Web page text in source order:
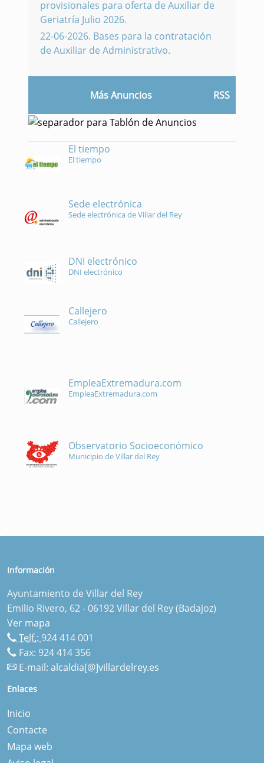
provisionales para oferta de Auxiliar de
Geriatría Julio 2026.
22-06-2026. Bases para la contratación
de Auxiliar de Administrativo.
Más Anuncios RSS
El tiempo
El tiempo
Sede electrónica
Sede electrónica de Villar del Rey
DNI electrónico
DNI electrónico
Callejero
Callejero
EmpleaExtremadura.com
EmpleaExtremadura.com
Observatorio Socioeconómico
Municipio de Villar del Rey
Información
Ayuntamiento de Villar del Rey
Emilio Rivero, 62 - 06192 Villar del Rey (Badajoz)
Ver mapa
Telf.: 924 414 001
Fax: 924 414 356
E-mail: alcaldia[@]villardelrey.es
Enlaces
Inicio
Contacte
Mapa web